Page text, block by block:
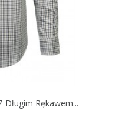
Rękawem...